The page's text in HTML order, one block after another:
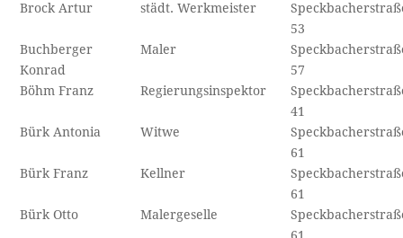
Brock Artur
städt. Werkmeister
53
Buchberger
Konrad
Maler
57
Böhm Franz
Regierungsinspektor
41
Bürk Antonia
Witwe
61
Bürk Franz
Kellner
61
Bürk Otto
Malergeselle